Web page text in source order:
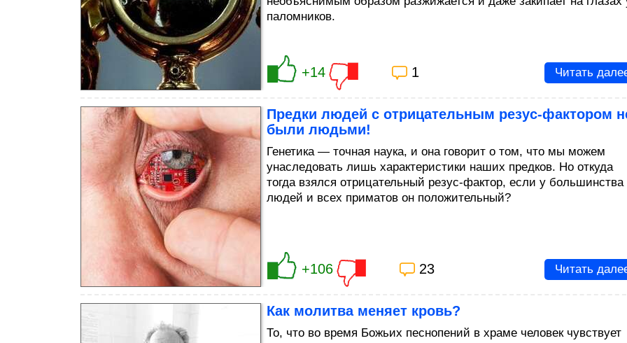
паломников.
+14 1 Читать
Предки людей с отрицательным резус-фактором
были людьми!
Генетика — точная наука, и она говорит о том, что мы можем
унаследовать лишь характеристики наших предков. Но откуда
тогда взялся отрицательный резус-фактор, если у большинства
людей и всех приматов он положительный?
+106 23 Читать
Как молитва меняет кровь?
То, что во время Божьих песнопений в храме человек чувствует